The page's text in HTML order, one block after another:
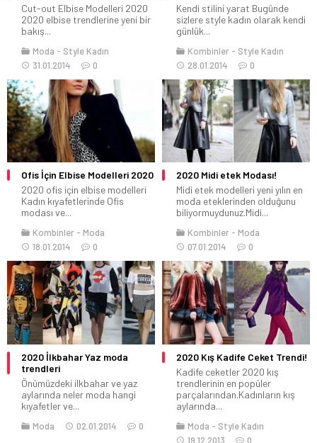
Cut-out Elbise Modelleri 2020
2020 elbise trendlerine yeni bir
bakış...
Moda
Style Kadın
31.01.2014
0
Kendi stilini yarat Bugünde
sizlere style kadın olarak kendi
günlük...
Kombinler
Style Kadın
28.01.2014
0
Ofis İçin Elbise Modelleri 2020
2020 ofis için elbise modelleri
Kadın kıyafetlerinde Ofis
modası ve...
Kombinler
Moda
18.01.2014
0
2020 Midi etek Modası!
Midi etek modelleri yeni yılın en
moda eteklerinden olduğunu
biliyormuydunuz.Midi...
Kombinler
Moda
07.01.2014
0
2020 İlkbahar Yaz moda
trendleri
Önümüzdeki ilkbahar ve yaz
aylarında neler moda hangi
kıyafetler ve...
Moda 02.01.2014 0
2020 Kış Kadife Ceket Trendi!
Kadife ceketler 2020 kış
trendlerinin en popüler
parçalarından.Kadınların kış
aylarında...
Moda
Style Kadın
19.12.2013
0